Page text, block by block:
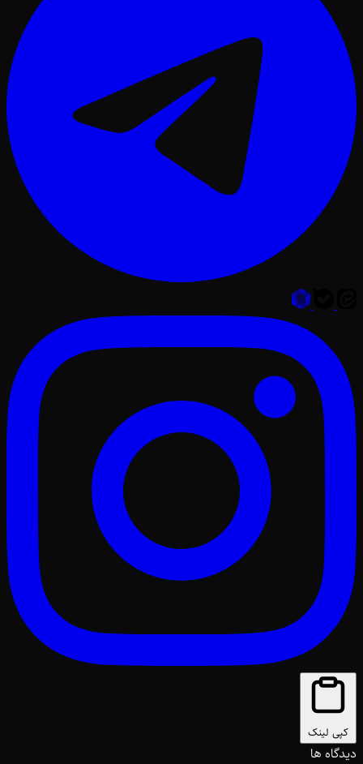
کپی لینک
دیدگاه ها